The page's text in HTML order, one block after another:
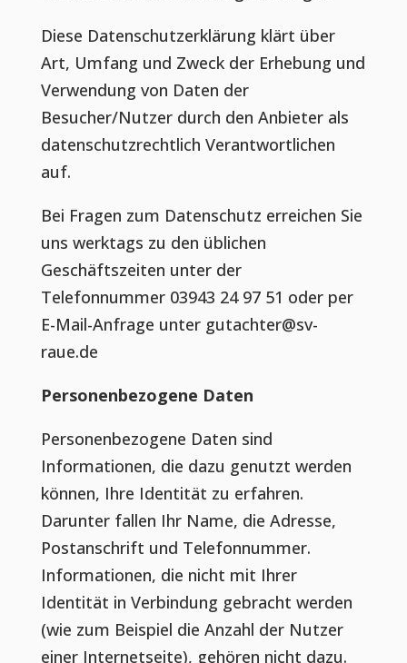
Diese Datenschutzerklärung klärt über
Art, Umfang und Zweck der Erhebung und
Verwendung von Daten der
Besucher/Nutzer durch den Anbieter als
datenschutzrechtlich Verantwortlichen
auf.
Bei Fragen zum Datenschutz erreichen Sie
uns werktags zu den üblichen
Geschäftszeiten unter der
Telefonnummer 03943 24 97 51 oder per
E-Mail-Anfrage unter gutachter@sv-
raue.de
Personenbezogene Daten
Personenbezogene Daten sind
Informationen, die dazu genutzt werden
können, Ihre Identität zu erfahren.
Darunter fallen Ihr Name, die Adresse,
Postanschrift und Telefonnummer.
Informationen, die nicht mit Ihrer
Identität in Verbindung gebracht werden
(wie zum Beispiel die Anzahl der Nutzer
einer Internetseite), gehören nicht dazu.